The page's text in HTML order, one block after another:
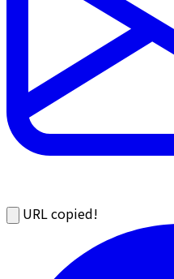
URL copied!